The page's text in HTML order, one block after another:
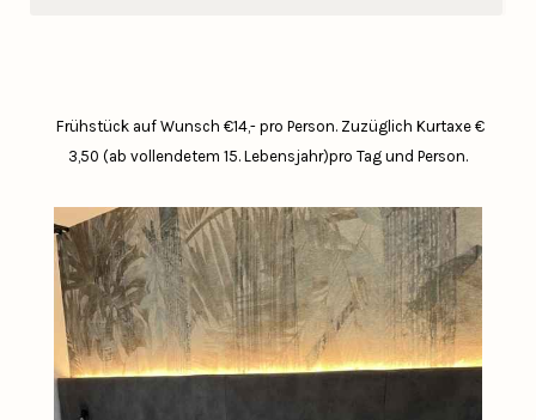
Frühstück auf Wunsch €14,- pro Person.Zuzüglich Kurtaxe €
3,50 (ab vollendetem 15. Lebensjahr)pro Tag und Person.